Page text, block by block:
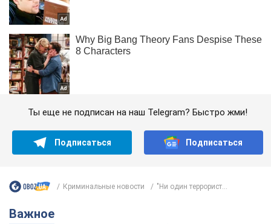
Ты еще не подписан на наш Telegram? Быстро жми!
Подписаться Подписаться
Криминальные новости "Ни один террорист...
Важное